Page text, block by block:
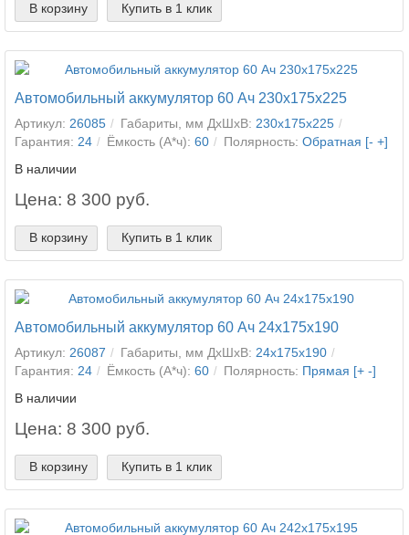
В корзину Купить в 1 клик
Автомобильный аккумулятор 60 Ач 230x175x225
Артикул: 26085 Габариты, мм ДхШхВ: 230x175x225
Гарантия: 24 Ёмкость (А*ч): 60 Полярность: Обратная [- +]
В наличии
Цена: 8 300 руб.
В корзину Купить в 1 клик
Автомобильный аккумулятор 60 Ач 24x175x190
Артикул: 26087 Габариты, мм ДхШхВ: 24x175x190
Гарантия: 24 Ёмкость (А*ч): 60 Полярность: Прямая [+ -]
В наличии
Цена: 8 300 руб.
В корзину Купить в 1 клик